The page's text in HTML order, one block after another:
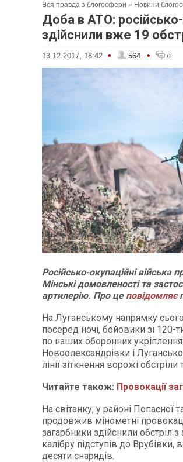
Вся правда з блогосфери » Новини
Доба в АТО: російсько-
здійснили вже 19
13.12.2017, 18:42 • 564 • 0
Російсько-окупаційні
Мінські домовленості та
артилерію. Про це повідомляє
На Луганському напрямку
посеред ночі, бойовики зі
по наших оборонних
Новоолександрівки і
лінії зіткнення ворожі
Читайте також: Провокації
На світанку, у районі Попасної
продовжив мінометні
загарбники здійснили обстріл
калібру підступів до
десяти снарядів.